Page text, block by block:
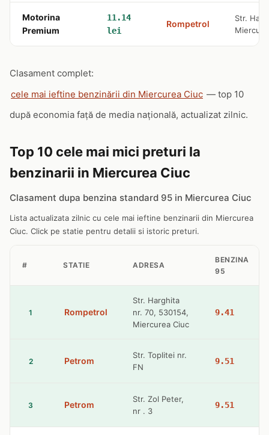
Motorina
Premium
11.14
lei
Rompetrol
Str.
Clasament complet:
cele mai ieftine benzinării din Miercurea Ciuc — top 10
după economia față de media națională, actualizat zilnic.
Top 10 cele mai mici preturi la
benzinarii in Miercurea Ciuc
Clasament dupa benzina standard 95 in Miercurea Ciuc
Lista actualizata zilnic cu cele mai ieftine benzinarii din Miercurea
Ciuc. Click pe statie pentru detalii si istoric preturi.
# STATIE ADRESA
BENZINA
95
1 Rompetrol
Str. Harghita
nr. 70, 530154,
Miercurea Ciuc
9.41
2 Petrom
Str. Toplitei nr.
FN
9.51
3 Petrom
Str. Zol Peter,
nr . 3
9.51